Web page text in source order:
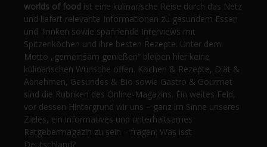
worlds of food ist eine kulinarische Reise durch das Netz
und liefert relevante Informationen zu gesundem Essen
und Trinken sowie spannende Interviews mit
Spitzenköchen und ihre besten Rezepte. Unter dem
Motto „gemeinsam genießen“ bleiben hier keine
kulinarischen Wünsche offen. Kochen & Rezepte, Diät &
Abnehmen, Gesundes & Bio sowie Gastro & Gourmet
sind die Rubriken des Online-Magazins. Ein weites Feld,
vor dessen Hintergrund wir uns – ganz im Sinne unseres
Zieles, ein informatives und unterhaltsames
Ratgebermagazin zu sein – fragen: Was isst
Deutschland?